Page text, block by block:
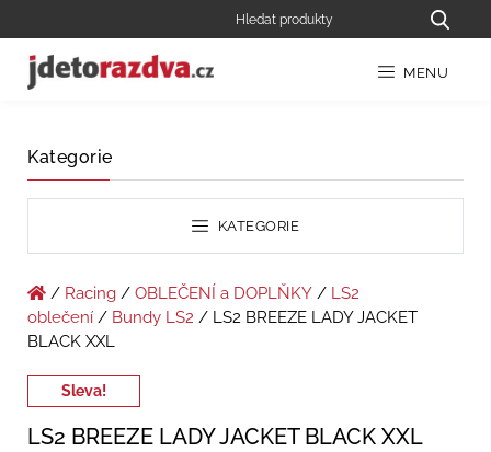
MENU
Kategorie
KATEGORIE
/ Racing / OBLEČENÍ a DOPLŇKY / LS2
oblečení / Bundy LS2 / LS2 BREEZE LADY JACKET
BLACK XXL
Sleva!
LS2 BREEZE LADY JACKET BLACK XXL